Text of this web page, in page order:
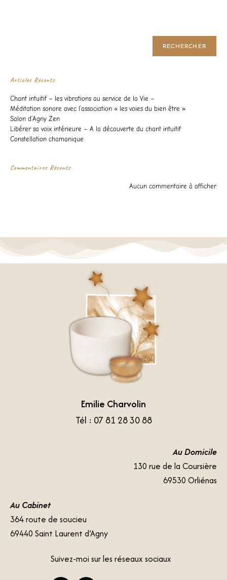
RECHERCHER
Articles Récents
Chant intuitif – les vibrations au service de la Vie –
Méditation sonore avec l’association « les voies du bien être »
Salon d’Agny Zen
Libérer sa voix intérieure – A la découverte du chant intuitif
Constellation chamanique
Commentaires Récents
Aucun commentaire à afficher.
Emilie Charvolin
Tél : 07 81 28 30 88
Au Domicile
130 rue de la Coursière
69530 Orliénas
Au Cabinet
364 route de soucieu
69440 Saint Laurent d’Agny
Suivez-moi sur les réseaux sociaux